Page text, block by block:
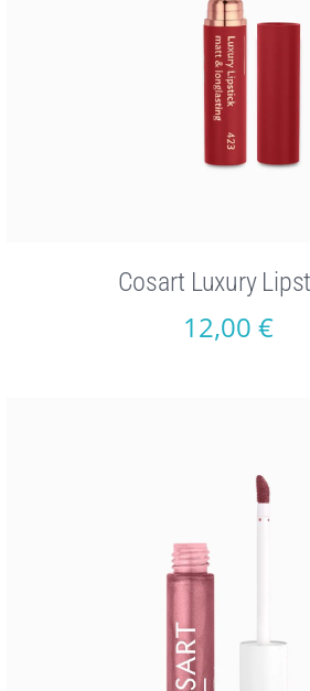
Cosart Luxury
12,00 €